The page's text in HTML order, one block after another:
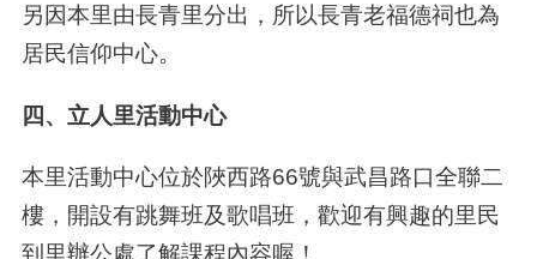
另因本里由長青里分出，所以長青老福德祠也為
居民信仰中心。
四、立人里活動中心
本里活動中心位於陜西路66號與武昌路口全聯二
樓，開設有跳舞班及歌唱班，歡迎有興趣的里民
到里辦公處了解課程內容喔！